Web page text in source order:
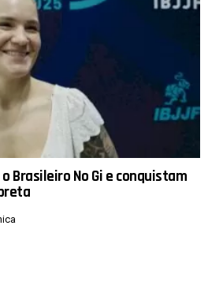
Brasileiro No Gi e conquistam